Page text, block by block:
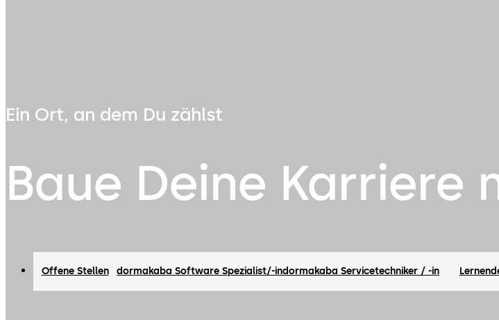
Ein Ort, an dem Du zählst
Baue Deine Karriere
Offene Stellen dormakaba Software Spezialist/-indormakaba Servicetechniker / -in